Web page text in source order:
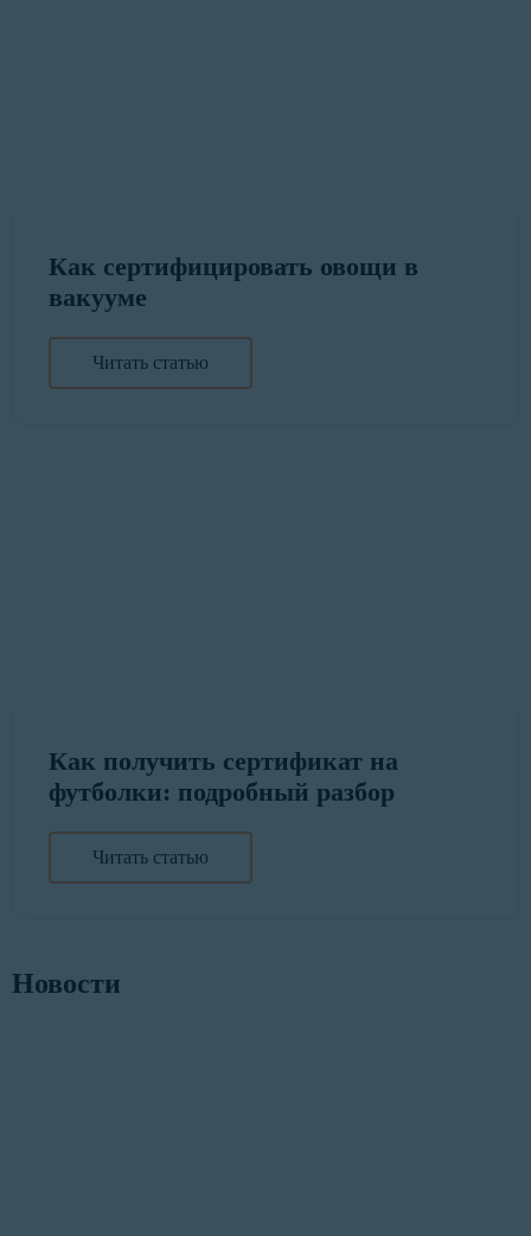
Как сертифицировать овощи в
вакууме
Читать статью
Как получить сертификат на
футболки: подробный разбор
Читать статью
Новости